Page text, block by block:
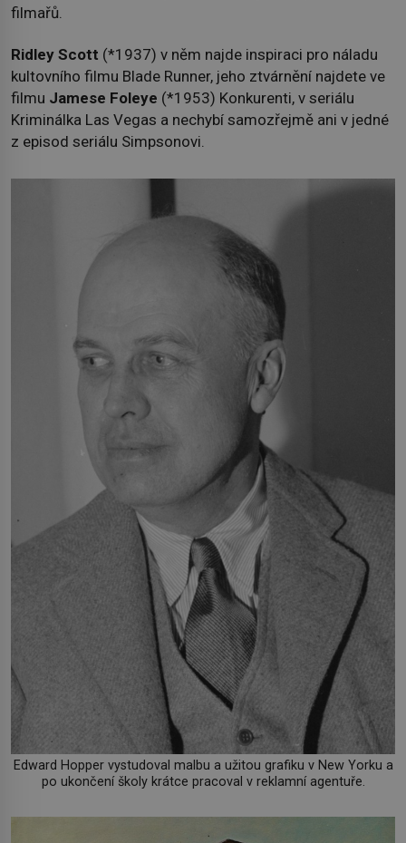
filmařů.
Ridley Scott (*1937) v něm najde inspiraci pro náladu
kultovního filmu Blade Runner, jeho ztvárnění najdete ve
filmu Jamese Foleye (*1953) Konkurenti, v seriálu
Kriminálka Las Vegas a nechybí samozřejmě ani v jedné
z episod seriálu Simpsonovi.
Edward Hopper vystudoval malbu a užitou grafiku v New Yorku a
po ukončení školy krátce pracoval v reklamní agentuře.